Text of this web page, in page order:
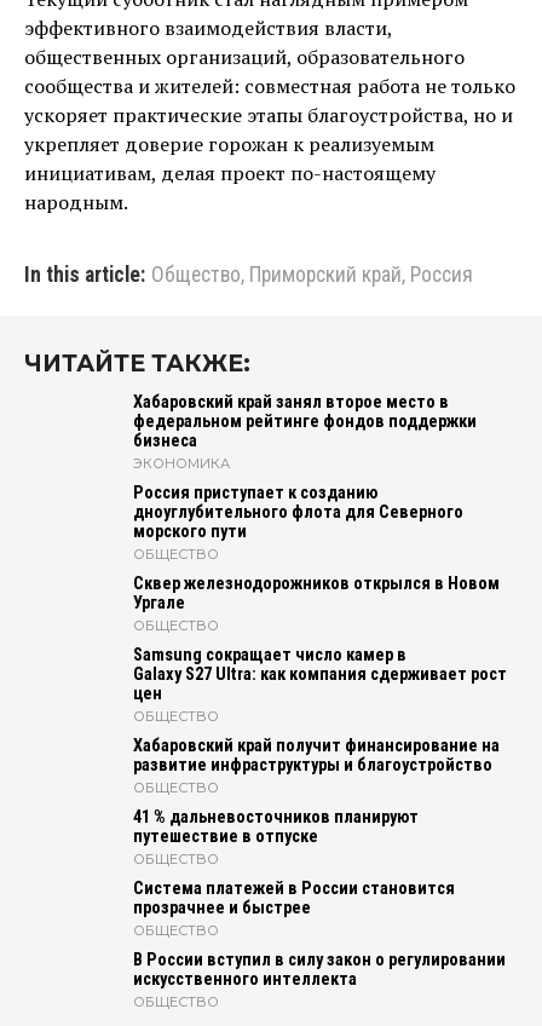
эффективного взаимодействия власти,
общественных организаций, образовательного
сообщества и жителей: совместная работа не только
ускоряет практические этапы благоустройства, но и
укрепляет доверие горожан к реализуемым
инициативам, делая проект по-настоящему
народным.
In this article: Общество, Приморский край, Россия
ЧИТАЙТЕ ТАКЖЕ:
Хабаровский край занял второе место в
федеральном рейтинге фондов поддержки
бизнеса
ЭКОНОМИКА
Россия приступает к созданию
дноуглубительного флота для Северного
морского пути
ОБЩЕСТВО
Сквер железнодорожников открылся в Новом
Ургале
ОБЩЕСТВО
Samsung сокращает число камер в
Galaxy S27 Ultra: как компания сдерживает рост
цен
ОБЩЕСТВО
Хабаровский край получит финансирование на
развитие инфраструктуры и благоустройство
ОБЩЕСТВО
41 % дальневосточников планируют
путешествие в отпуске
ОБЩЕСТВО
Система платежей в России становится
прозрачнее и быстрее
ОБЩЕСТВО
В России вступил в силу закон о регулировании
искусственного интеллекта
ОБЩЕСТВО